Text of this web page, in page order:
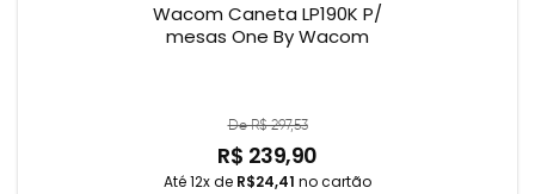
Wacom Caneta LP190K P/
mesas One By Wacom
De R$ 297,53
R$ 239,90
Até 12x de R$24,41 no cartão